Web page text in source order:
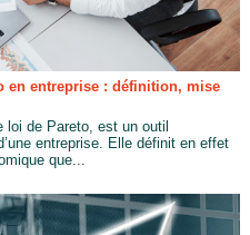
en entreprise : définition, mise
loi de Pareto, est un outil
entreprise. Elle définit en effet
que...